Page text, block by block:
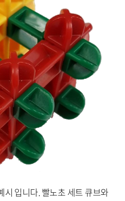
입니다. 빨노초 세트 큐브와